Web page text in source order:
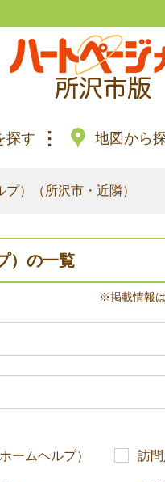
探す 地図から
）（所沢市・近隣）
）の一覧
※掲載情報
ームヘルプ） 訪